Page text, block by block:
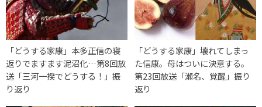
「どうする家康」本多正信の寝
返りでますます泥沼化…第8回放
送「三河一揆でどうする！」振
り返り
「どうする家康」壊れてしまっ
た信康。母はついに決意する。
第23回放送「瀬名、覚醒」振り
返り